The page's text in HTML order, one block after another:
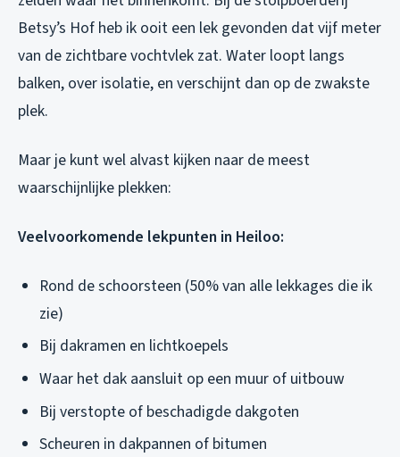
Betsy’s Hof heb ik ooit een lek gevonden dat vijf meter
van de zichtbare vochtvlek zat. Water loopt langs
balken, over isolatie, en verschijnt dan op de zwakste
plek.
Maar je kunt wel alvast kijken naar de meest
waarschijnlijke plekken:
Veelvoorkomende lekpunten in Heiloo:
Rond de schoorsteen (50% van alle lekkages die ik
zie)
Bij dakramen en lichtkoepels
Waar het dak aansluit op een muur of uitbouw
Bij verstopte of beschadigde dakgoten
Scheuren in dakpannen of bitumen